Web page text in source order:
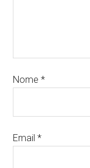
Nome*
Email*